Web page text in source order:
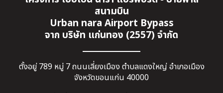
สนามบิน
Urban nara Airport Bypass
จาก บริษัท แก่นทอง (2557) จำกัด
ตั้งอยู่ 789 หมู่ 7 ถนนเลี่ยงเมือง ตำบลแดงใหญ่ อำเภอเมือง
จังหวัดขอนแก่น 40000